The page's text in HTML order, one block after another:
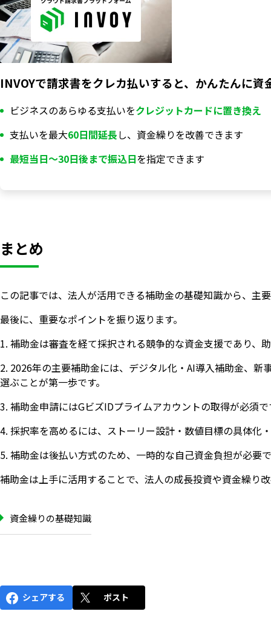
INVOYで請求書をクレカ払いすると、かんたんに資
ビジネスのあらゆる支払いをクレジットカードに置き換え
支払いを最大60日間延長し、資金繰りを改善できます
最短当日〜30日後まで振込日を指定できます
まとめ
この記事では、法人が活用できる補助金の基礎知識から、主
最後に、重要なポイントを振り返ります。
1. 補助金は審査を経て採択される競争的な資金支援であり、
2. 2026年の主要補助金には、デジタル化・AI導入補助金、
選ぶことが第一歩です。
3. 補助金申請にはGビズIDプライムアカウントの取得が必須
4. 採択率を高めるには、ストーリー設計・数値目標の具体化
5. 補助金は後払い方式のため、一時的な自己資金負担が必要
補助金は上手に活用することで、法人の成長投資や資金繰り
資金繰りの基礎知識
シェアする ポスト